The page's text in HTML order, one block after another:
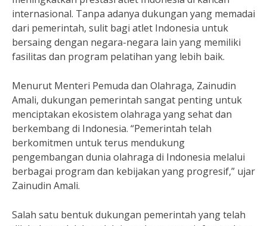
internasional. Tanpa adanya dukungan yang memadai
dari pemerintah, sulit bagi atlet Indonesia untuk
bersaing dengan negara-negara lain yang memiliki
fasilitas dan program pelatihan yang lebih baik.
Menurut Menteri Pemuda dan Olahraga, Zainudin
Amali, dukungan pemerintah sangat penting untuk
menciptakan ekosistem olahraga yang sehat dan
berkembang di Indonesia. “Pemerintah telah
berkomitmen untuk terus mendukung
pengembangan dunia olahraga di Indonesia melalui
berbagai program dan kebijakan yang progresif,” ujar
Zainudin Amali.
Salah satu bentuk dukungan pemerintah yang telah